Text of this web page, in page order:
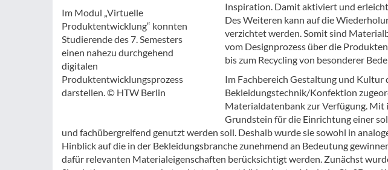
Im Modul „Virtuelle
Produktentwicklung“ konnten
Studierende des 7. Semesters
einen nahezu durchgehend
digitalen
Produktentwicklungsprozess
darstellen. © HTW Berlin
Inspiration. Damit aktiviert und
Des Weiteren kann auf die
verzichtet werden. Somit sind
vom Designprozess über die
bis zum Recycling von besonderer
Im Fachbereich Gestaltung und Kultur
Bekleidungstechnik/Konfektion
Materialdatenbank zur Verfügung.
Grundstein für die Einrichtung einer
und fachübergreifend genutzt werden soll. Deshalb wurde sie sowohl in
Hinblick auf die in der Bekleidungsbranche zunehmend an Bedeutung
dafür relevanten Materialeigenschaften berücksichtigt werden. Zunächst